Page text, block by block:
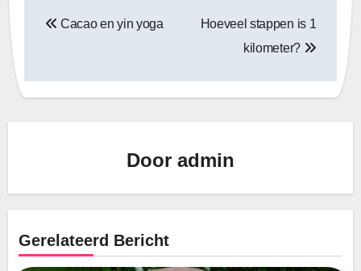
navigatie
Cacao en yin yoga
Hoeveel stappen is 1
kilometer?
Door admin
Gerelateerd Bericht